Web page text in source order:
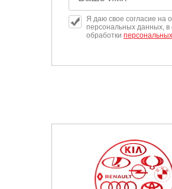
Я даю свое согласие на
персональных данных, в
обработки персональных